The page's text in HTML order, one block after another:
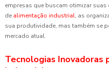
empresas que buscam otimizar
de alimentação industrial, as
sua produtividade, mas também se
mercado atual.
Tecnologias Inovadoras